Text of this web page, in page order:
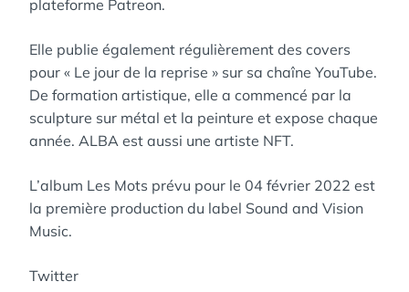
plateforme Patreon.
Elle publie également régulièrement des covers
pour « Le jour de la reprise » sur sa chaîne YouTube.
De formation artistique, elle a commencé par la
sculpture sur métal et la peinture et expose chaque
année. ALBA est aussi une artiste NFT.
L’album Les Mots prévu pour le 04 février 2022 est
la première production du label Sound and Vision
Music.
Twitter